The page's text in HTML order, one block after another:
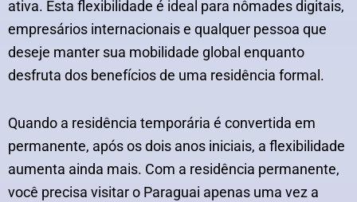
ativa. Esta flexibilidade é ideal para nômades digitais,
empresários internacionais e qualquer pessoa que
deseje manter sua mobilidade global enquanto
desfruta dos benefícios de uma residência formal.
Quando a residência temporária é convertida em
permanente, após os dois anos iniciais, a flexibilidade
aumenta ainda mais. Com a residência permanente,
você precisa visitar o Paraguai apenas uma vez a